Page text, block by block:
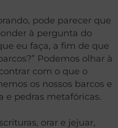
pode parecer que
à pergunta do
eu faça, a fim de que
Podemos olhar à
com o que o
os nossos barcos e
e pedras metafóricas.
orar e jejuar,